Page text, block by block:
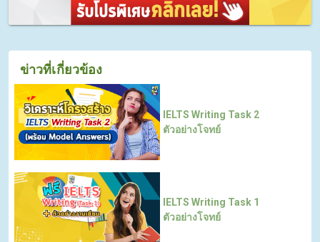
ข่าวที่เกี่ยวข้อง
IELTS Writing Task 2
ตัวอย่างโจทย์
IELTS Writing Task 1
ตัวอย่างโจทย์